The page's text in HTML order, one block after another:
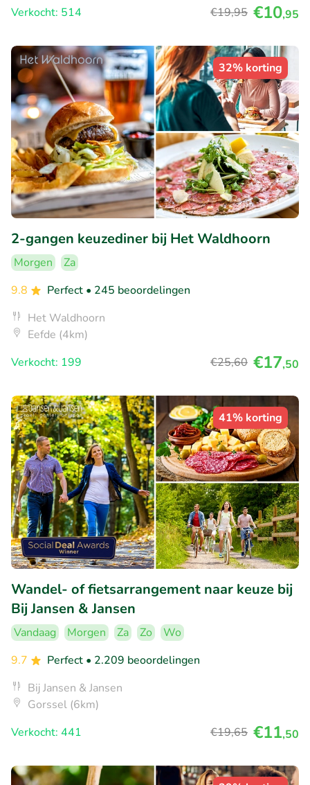
Verkocht: 514
€19,95 €10,95
32% korting
2-gangen keuzediner bij Het Waldhoorn
Morgen
Za
9.8
Perfect • 245 beoordelingen
Het Waldhoorn
Eefde (4km)
Verkocht: 199
€25,60 €17,50
41% korting
Wandel- of fietsarrangement naar keuze bij
Bij Jansen & Jansen
Vandaag Morgen Za Zo
Wo
9.7
Perfect • 2.209 beoordelingen
Bij Jansen & Jansen
Gorssel (6km)
Verkocht: 441
€19,65 €11,50